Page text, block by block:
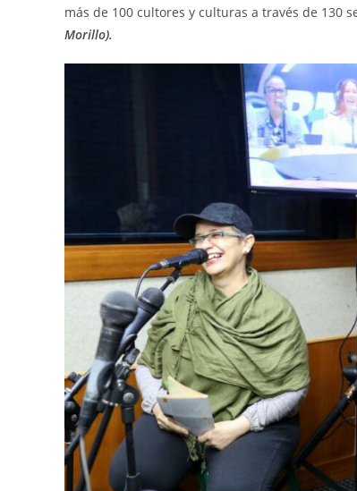
más de 100 cultores y culturas a través de 130
Morillo).